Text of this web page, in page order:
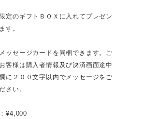
定のギフトＢＯＸに入れてプレゼン
す。
ッセージカードを同梱できます。ご
客様は購入者情報及び決済画面途中
に２００文字以内でメッセージをご
さい。
¥4,000